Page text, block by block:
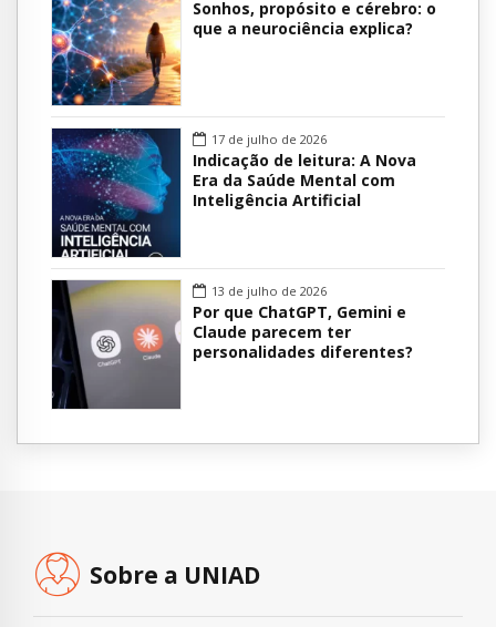
Sonhos, propósito e cérebro: o
que a neurociência explica?
17 de julho de 2026
Indicação de leitura: A Nova
Era da Saúde Mental com
Inteligência Artificial
13 de julho de 2026
Por que ChatGPT, Gemini e
Claude parecem ter
personalidades diferentes?
Sobre a UNIAD